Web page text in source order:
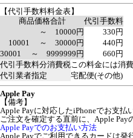
【代引手数料料金表】
商品価格合計
代引手数料
～ 10000円
330円
10001 ～ 30000円
440円
30001 ～ 9999999円
660円
代引手数料分消費税この料金には消
代引業者指定
宅配便(その他)
Apple Pay
【備考】
Apple Payに対応したiPhoneでお支払
ご注文を確定する直前に、Apple Pay
Apple Payでのお支払い方法
Apple Payでご利用できるカードは発